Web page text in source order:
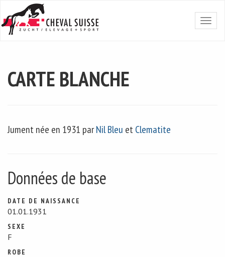
CARTE BLANCHE
Jument née en 1931 parNil Bleu etClematite
Données de base
DATE DE NAISSANCE
01.01.1931
SEXE
F
ROBE